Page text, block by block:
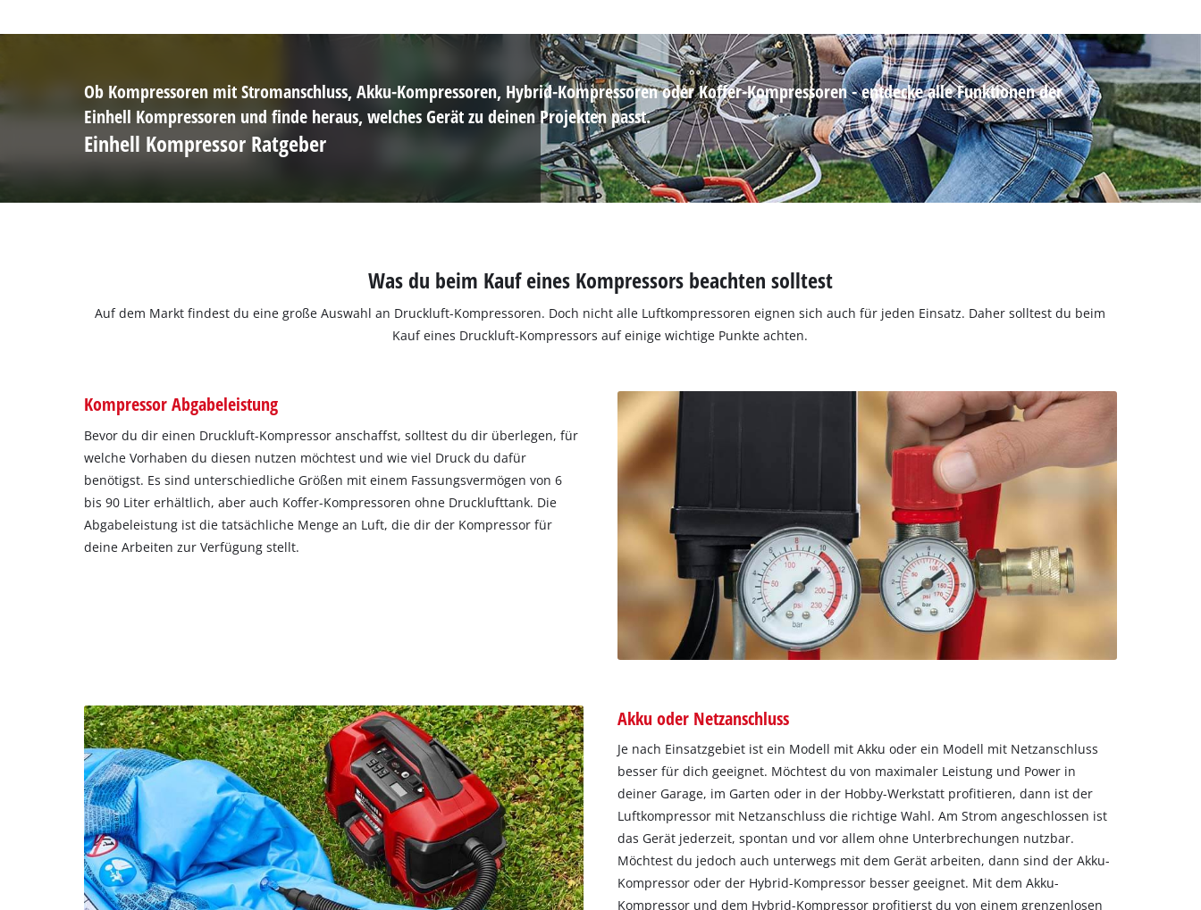
Ob Kompressoren mit Stromanschluss, Akku-Kompressoren, Hybrid-Kompressoren oder Koffer-Kompressoren - entdecke alle Funktionen der
Einhell Kompressoren und finde heraus, welches Gerät zu deinen Projekten passt.
Einhell Kompressor Ratgeber
Was du beim Kauf eines Kompressors beachten solltest
Auf dem Markt findest du eine große Auswahl an Druckluft-Kompressoren. Doch nicht alle Luftkompressoren eignen sich auch für jeden Einsatz. Daher solltest du beim
Kauf eines Druckluft-Kompressors auf einige wichtige Punkte achten.
Kompressor Abgabeleistung
Bevor du dir einen Druckluft-Kompressor anschaffst, solltest du dir überlegen, für
welche Vorhaben du diesen nutzen möchtest und wie viel Druck du dafür
benötigst. Es sind unterschiedliche Größen mit einem Fassungsvermögen von 6
bis 90 Liter erhältlich, aber auch Koffer-Kompressoren ohne Drucklufttank. Die
Abgabeleistung ist die tatsächliche Menge an Luft, die dir der Kompressor für
deine Arbeiten zur Verfügung stellt.
Akku oder Netzanschluss
Je nach Einsatzgebiet ist ein Modell mit Akku oder ein Modell mit Netzanschluss
besser für dich geeignet. Möchtest du von maximaler Leistung und Power in
deiner Garage, im Garten oder in der Hobby-Werkstatt profitieren, dann ist der
Luftkompressor mit Netzanschluss die richtige Wahl. Am Strom angeschlossen ist
das Gerät jederzeit, spontan und vor allem ohne Unterbrechungen nutzbar.
Möchtest du jedoch auch unterwegs mit dem Gerät arbeiten, dann sind der Akku-
Kompressor oder der Hybrid-Kompressor besser geeignet. Mit dem Akku-
Kompressor und dem Hybrid-Kompressor profitierst du von einem grenzenlosen